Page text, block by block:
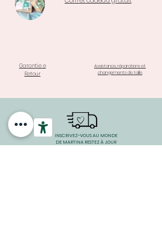
Garantie e
Retour
Assistance, réparations et
changements de taille
INSCRIVEZ-VOUS AU MONDE
DE MARTINA RESTEZ À JOUR